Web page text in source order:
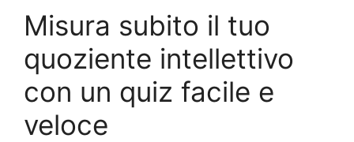
Misura subito il tuo
quoziente intellettivo
con un quiz facile e
veloce